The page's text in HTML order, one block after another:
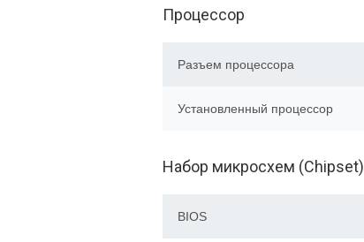
Процессор
Разъем процессора
Установленный процессор
Набор микросхем (Chipset)
BIOS